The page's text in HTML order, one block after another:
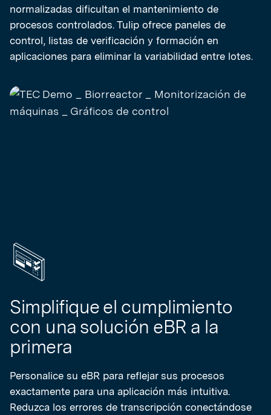
normalizadas dificultan el mantenimiento de
procesos controlados. Tulip ofrece paneles de
control, listas de verificación y formación en
aplicaciones para eliminar la variabilidad entre lotes.
Simplifique el cumplimiento
con una solución eBR a la
primera
Personalice su eBR para reflejar sus procesos
exactamente para una aplicación más intuitiva.
Reduzca los errores de transcripción conectándose